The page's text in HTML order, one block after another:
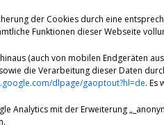
der Cookies durch eine
Funktionen dieser Webseite
(auch von mobilen Endgeräten
die Verarbeitung dieser Daten
dlpage/gaoptout?hl=de. Es
Analytics mit der Erweiterung